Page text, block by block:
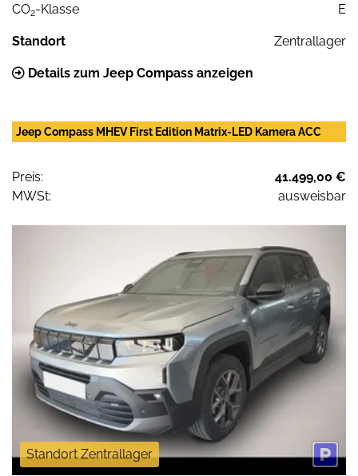
CO2-Klasse E
Standort Zentrallager
Details zum Jeep Compass anzeigen
Jeep Compass MHEV First Edition Matrix-LED Kamera ACC
Preis:
41.499,00 €
MWSt:
ausweisbar
Standort Zentrallager